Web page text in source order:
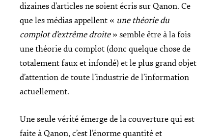
dizaines d’articles ne soient écris sur Qanon. Ce
que les médias appellent « une théorie du
complot d’extrême droite» semble être à la fois
une théorie du complot (donc quelque chose de
totalement faux et infondé) et le plus grand objet
d’attention de toute l’industrie de l’information
actuellement.
Une seule vérité émerge de la couverture qui est
faite à Qanon, c’est l’énorme quantité et